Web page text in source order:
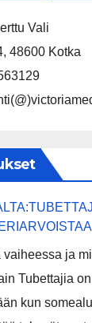
Vali
48600 Kotka
vaiheessa ja
Tubettajia
kun